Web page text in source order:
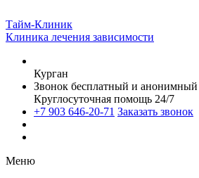
Тайм-Клиник
Клиника лечения зависимости
Курган
Звонок бесплатный и анонимный
Круглосуточная помощь 24/7
+7 903 646-20-71 Заказать звонок
Меню